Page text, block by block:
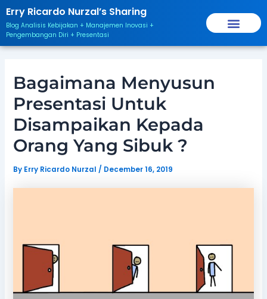
Skip
to
content
Erry Ricardo Nurzal’s Sharing
Blog Analisis Kebijakan + Manajemen Inovasi +
Pengembangan Diri + Presentasi
Bagaimana Menyusun
Presentasi Untuk
Disampaikan Kepada
Orang Yang Sibuk ?
By Erry Ricardo Nurzal / December 16, 2019
Post
navigation